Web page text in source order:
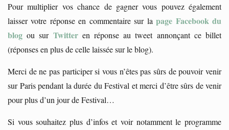
Pour multiplier vos chance de gagner vous pouvez également
laisser votre réponse en commentaire sur lapage Facebook du
blog ou sur Twitteren réponse au tweet annonçant ce billet
(réponses en plus de celle laissée sur le blog).
Merci de ne pas participer si vous n’êtes pas sûrs de pouvoir venir
sur Paris pendant la durée du Festival et merci d’être sûrs de venir
pour plus d’un jour de Festival…
Si vous souhaitez plus d’infos et voir notamment le programme